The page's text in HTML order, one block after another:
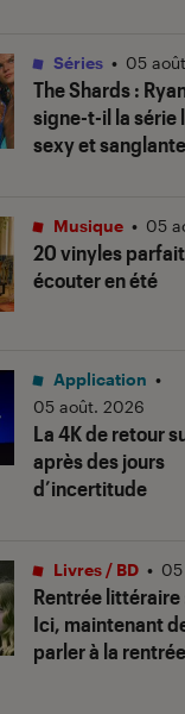
The Shards:
signe-t-il la série
sexy et sanglante
Séries • 05
20 vinyles
écouter en été
Musique • 05
La 4K de retour
après des jours
d’incertitude
Application •
05 août. 2026
Rentrée
Ici, maintenant
parler à la
Livres / BD •